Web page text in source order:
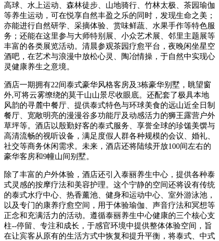
高球、水上运动、森林徒步、山地骑行、竹林太极、茶园瑜伽
等养生运动，可在悦享自然丰盈之乐的同时，发现生命之美；
亦能进行自然研学、采摘体验、赏味鲜蔬、水果手作等特色服
务；还能在这里参与大师特别展、小众艺术展、邻里主题展等
丰富的各类展览活动。清晨参观茶园疗愈平台，夜晚闲坐星空
酒吧，在艺术与浪漫中放松心灵、陶冶情操，于自然中实现心
灵健康养生之意境。
酒店一期拥有22间泰式豪华风格客房及3栋豪华别墅，眺望窗
外,可将云雾缭绕的莫干山山景尽收眼底。还配套了极具本地
风韵的寻麓中餐厅、提供泰式特色与环球美食的远山近全日制
餐厅、宽敞明亮的漫漫谷多功能厅及动感活力的狮王露营户外
草坪等。酒店以殷勤好客的泰式服务、享誉全球的珍馐美馔与
高清流畅的视听设备，满足度假人群各种规模的会议、婚礼、
社交等商务休闲需求。未来，酒店还将陆续开放100间左右的
豪华客房和9幢山间别墅。
除了丰富的户外体验，酒店还引入泰丽养生中心，提供各种泰
式灵感的按摩疗法和美容护理。这个宁静的空间还将设有传统
的泰式水疗中心、热香薰池、健身和运动中心、室外游泳池，
以及专门的康养疗愈空间，用于体验瑜伽、声音疗法和冥想等
正念和充满活力的活动。遵循泰丽养生中心健康的三个核心支
柱--停留、专注和成长，于感官环境中提供整体体验空间，旨
在让宾客从原有的生活方式中恢复和提升平衡，将泰式、中式